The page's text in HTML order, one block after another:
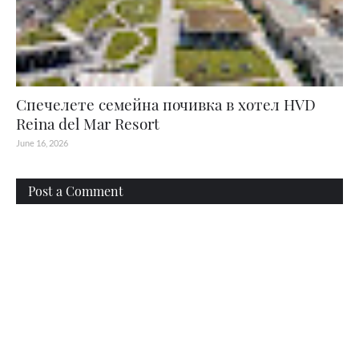
Спечелете семейна почивка в хотел HVD
Reina del Mar Resort
June 16, 2026
Post a Comment